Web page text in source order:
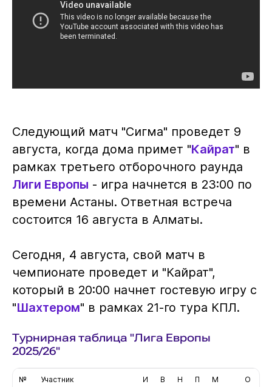
Следующий матч "Сигма" проведет 9
августа, когда дома примет "Кайрат" в
рамках третьего отборочного раунда
Лиги Европы - игра начнется в 23:00 по
времени Астаны. Ответная встреча
состоится 16 августа в Алматы.
Сегодня, 4 августа, свой матч в
чемпионате проведет и "Кайрат",
который в 20:00 начнет гостевую игру с
"Шахтером" в рамках 21-го тура КПЛ.
Турнирная таблица "Лига Европы
2025/26"
№ Участник И В Н П М О